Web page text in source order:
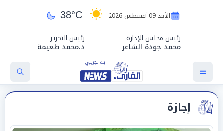
الأحد 09 أغسطس 2026 38°C
رئيس مجلس الإدارة
محمد جودة الشاعر
رئيس التحرير
د.محمد طعيمة
إجازة